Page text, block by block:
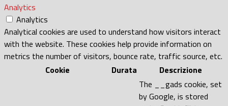
Analytics
Analytics
Analytical cookies are used to understand how visitors interact
with the website. These cookies help provide information on
metrics the number of visitors, bounce rate, traffic source, etc.
Cookie
Durata Descrizione
The __gads cookie, set
by Google, is stored